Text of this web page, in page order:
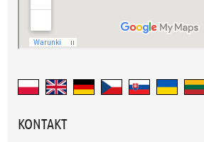
KONTAKT